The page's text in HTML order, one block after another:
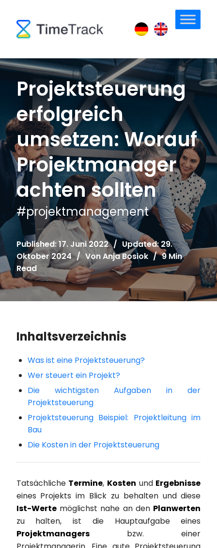
Projektsteuerung
erfolgreich
umsetzen: Worauf
Projektmanager
achten sollten
#projektmanagement
Published: 17. Juni 2022 / Updated: 29.
Oktober 2024 / VonAnja Bosiok / 9 Min
Read
Inhaltsverzeichnis
Was ist eine Projektsteuerung?
Wer steuert ein Projekt?
Die wichtigsten Aufgaben in der
Projektsteuerung
Projektsteuerung Beispiel: Projektleitung im
Bau
Die Kosten in der Projektsteuerung
Tatsächliche Termine, Kosten und Ergebnisse
eines Projekts im Blick zu behalten und diese
Ist-Wertemöglichst nahe an den Planwerten
zu halten, ist die Hauptaufgabe eines
Projektmanagersbzw. einer